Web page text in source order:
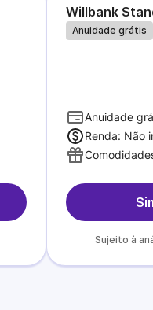
Willbank
Anuidade grátis
Anuidade
Renda: Não
Sujeito à